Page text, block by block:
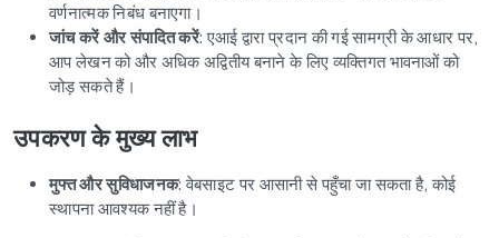
वर्णनात्मक निबंध बनाएगा।
जांच करें और संपादित करें: एआई द्वारा प्रदान की गई सामग्री के आधार पर,
आप लेखन को और अधिक अद्वितीय बनाने के लिए व्यक्तिगत भावनाओं को
जोड़ सकते हैं।
उपकरण के मुख्य लाभ
मुफ्त और सुविधाजनक: वेबसाइट पर आसानी से पहुँचा जा सकता है, कोई
स्थापना आवश्यक नहीं है।